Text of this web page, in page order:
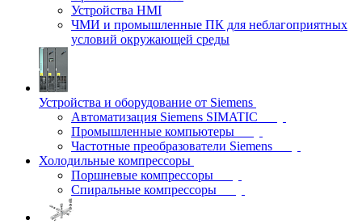
Устройства HMI
ЧМИ и промышленные ПК для неблагоприятных
условий окружающей среды
Устройства и оборудование от Siemens
Автоматизация Siemens SIMATIC
Промышленные компьютеры
Частотные преобразователи Siemens
Холодильные компрессоры
Поршневые компрессоры
Спиральные компрессоры